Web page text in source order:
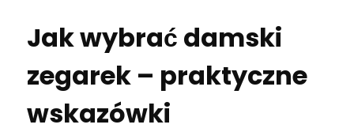
Jak wybrać damski
zegarek – praktyczne
wskazówki